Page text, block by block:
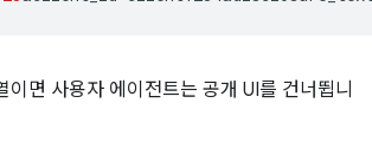
이면 사용자 에이전트는 공개 UI를 건너뜁니